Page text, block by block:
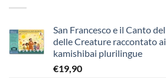
San Francesco e il Canto
delle Creature raccontato
kamishibai plurilingue
€19,90